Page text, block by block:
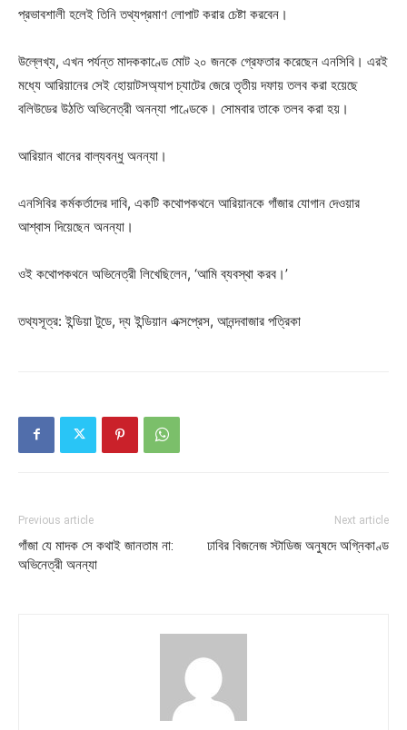
প্রভাবশালী হলেই তিনি তথ্যপ্রমাণ লোপাট করার চেষ্টা করবেন।
উল্লেখ্য, এখন পর্যন্ত মাদককাণ্ডে মোট ২০ জনকে গ্রেফতার করেছেন এনসিবি। এরই
মধ্যে আরিয়ানের সেই হোয়াটসঅ্যাপ চ্যাটের জেরে তৃতীয় দফায় তলব করা হয়েছে
বলিউডের উঠতি অভিনেত্রী অনন্যা পাণ্ডেকে। সোমবার তাকে তলব করা হয়।
আরিয়ান খানের বাল্যবন্ধু অনন্যা।
এনসিবির কর্মকর্তাদের দাবি, একটি কথোপকথনে আরিয়ানকে গাঁজার যোগান দেওয়ার
আশ্বাস দিয়েছেন অনন্যা।
ওই কথোপকথনে অভিনেত্রী লিখেছিলেন, ‘আমি ব্যবস্থা করব।’
তথ্যসূত্র: ইন্ডিয়া টুডে, দ্য ইন্ডিয়ান এক্সপ্রেস, আনন্দবাজার পত্রিকা
Previous article
গাঁজা যে মাদক সে কথাই জানতাম না:
অভিনেত্রী অনন্যা
Next article
ঢাবির বিজনেজ স্টাডিজ অনুষদে অগ্নিকাণ্ড